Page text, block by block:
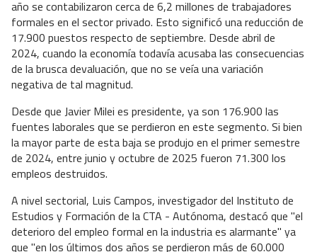
año se contabilizaron cerca de 6,2 millones de trabajadores
formales en el sector privado. Esto significó una reducción de
17.900 puestos respecto de septiembre. Desde abril de
2024, cuando la economía todavía acusaba las consecuencias
de la brusca devaluación, que no se veía una variación
negativa de tal magnitud.
Desde que Javier Milei es presidente, ya son 176.900 las
fuentes laborales que se perdieron en este segmento. Si bien
la mayor parte de esta baja se produjo en el primer semestre
de 2024, entre junio y octubre de 2025 fueron 71.300 los
empleos destruidos.
A nivel sectorial, Luis Campos, investigador del Instituto de
Estudios y Formación de la CTA - Autónoma, destacó que "el
deterioro del empleo formal en la industria es alarmante" ya
que "en los últimos dos años se perdieron más de 60.000